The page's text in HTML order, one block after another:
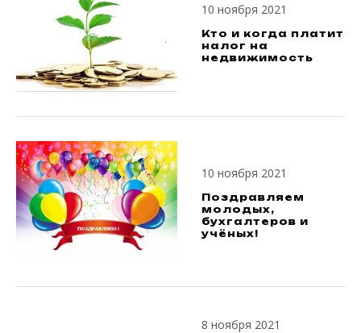
10 ноября 2021
Кто и когда платит
налог на
недвижимость
10 ноября 2021
Поздравляем
молодых,
бухгалтеров и
учёных!
8 ноября 2021